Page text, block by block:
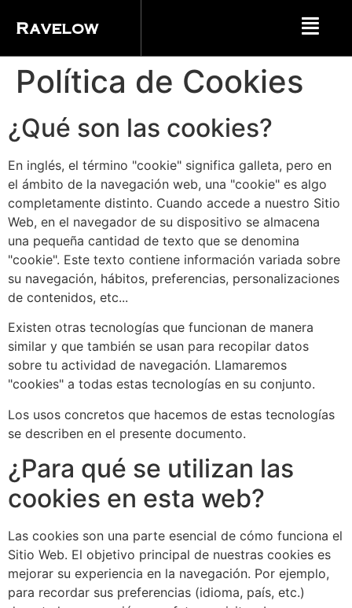
Ravelow
Política de Cookies
¿Qué son las cookies?
En inglés, el término "cookie" significa galleta, pero en
el ámbito de la navegación web, una "cookie" es algo
completamente distinto. Cuando accede a nuestro Sitio
Web, en el navegador de su dispositivo se almacena
una pequeña cantidad de texto que se denomina
"cookie". Este texto contiene información variada sobre
su navegación, hábitos, preferencias, personalizaciones
de contenidos, etc...
Existen otras tecnologías que funcionan de manera
similar y que también se usan para recopilar datos
sobre tu actividad de navegación. Llamaremos
"cookies" a todas estas tecnologías en su conjunto.
Los usos concretos que hacemos de estas tecnologías
se describen en el presente documento.
¿Para qué se utilizan las
cookies en esta web?
Las cookies son una parte esencial de cómo funciona el
Sitio Web. El objetivo principal de nuestras cookies es
mejorar su experiencia en la navegación. Por ejemplo,
para recordar sus preferencias (idioma, país, etc.)